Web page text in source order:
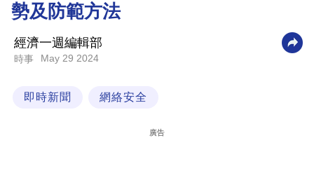
商
業
科
勢及防範方法
經濟一週編輯部
時事 May 29 2024
即時新聞 網絡安全
廣告